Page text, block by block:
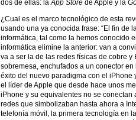
dos de ellas: laApp Store de Apple y la
¿Cual es el marco tecnológico de esta
usando una ya conocida frase: “El fin de
informática, tal como la hemos conocido
informática elimine la anterior: van a
va a ser la de las redes físicas de cobre
sobremesa, enchufados a un conector
éxito del nuevo paradigma con el
el líder de Apple que desde hace unos
iPhone y su equivalentes no se
redes que simbolizaban hasta ahora a
telefonía móvil, la primera tecnología en